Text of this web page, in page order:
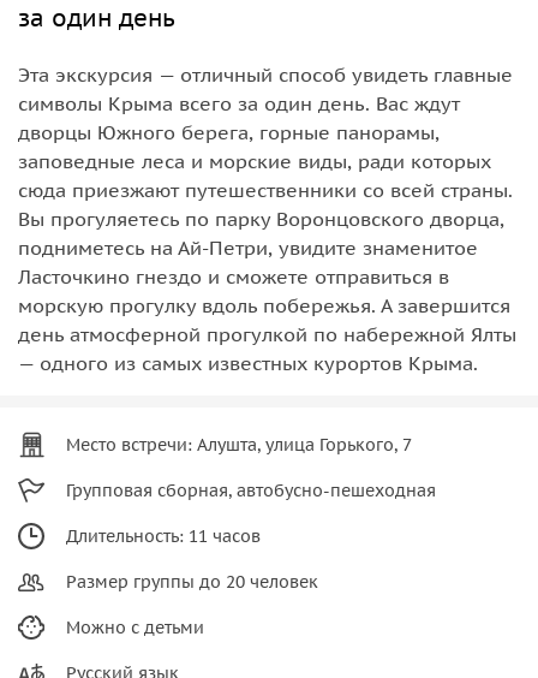
за один день
Эта экскурсия — отличный способ увидеть главные
символы Крыма всего за один день. Вас ждут
дворцы Южного берега, горные панорамы,
заповедные леса и морские виды, ради которых
сюда приезжают путешественники со всей страны.
Вы прогуляетесь по парку Воронцовского дворца,
подниметесь на Ай-Петри, увидите знаменитое
Ласточкино гнездо и сможете отправиться в
морскую прогулку вдоль побережья. А завершится
день атмосферной прогулкой по набережной Ялты
— одного из самых известных курортов Крыма.
Место встречи: Алушта, улица Горького, 7
Групповая сборная, автобусно-пешеходная
Длительность: 11 часов
Размер группы до 20 человек
Можно с детьми
Русский язык